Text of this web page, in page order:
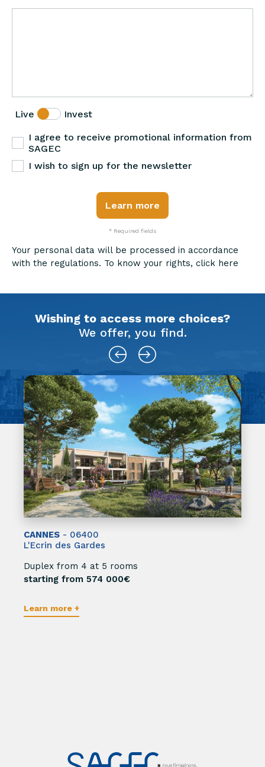
Live Invest
I agree to receive promotional information from
SAGEC
I wish to sign up for the newsletter
Learn more
* Required fields
Your personal data will be processed in accordance
with the regulations. To know your rights, click here
Wishing to access more choices?
We offer, you find.
CANNES - 06400
L'Ecrin des Gardes
Duplex from 4 at 5 rooms
starting from 574 000€
Learn more +